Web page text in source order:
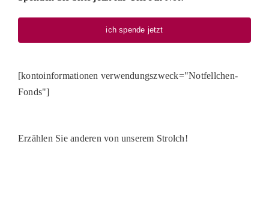
ich spende jetzt
[kontoinformationen verwendungszweck="Notfellchen-
Fonds"]
Erzählen Sie anderen von unserem Strolch!